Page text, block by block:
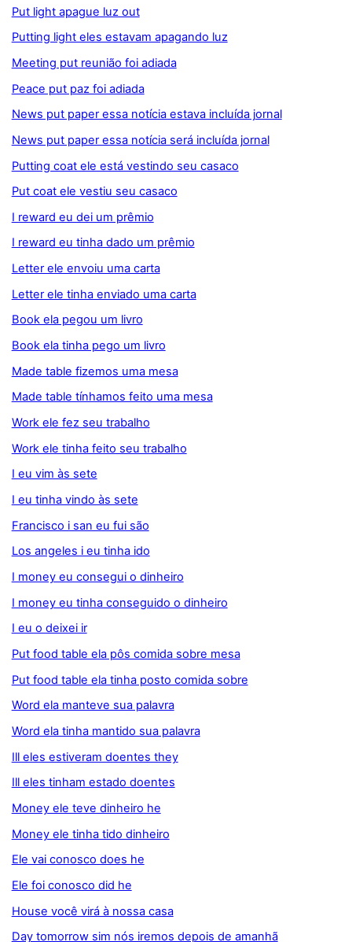
Put light apague luz out
Putting light eles estavam apagando luz
Meeting put reunião foi adiada
Peace put paz foi adiada
News put paper essa notícia estava incluída jornal
News put paper essa notícia será incluída jornal
Putting coat ele está vestindo seu casaco
Put coat ele vestiu seu casaco
I reward eu dei um prêmio
I reward eu tinha dado um prêmio
Letter ele envoiu uma carta
Letter ele tinha enviado uma carta
Book ela pegou um livro
Book ela tinha pego um livro
Made table fizemos uma mesa
Made table tínhamos feito uma mesa
Work ele fez seu trabalho
Work ele tinha feito seu trabalho
I eu vim às sete
I eu tinha vindo às sete
Francisco i san eu fui são
Los angeles i eu tinha ido
I money eu consegui o dinheiro
I money eu tinha conseguido o dinheiro
I eu o deixei ir
Put food table ela pôs comida sobre mesa
Put food table ela tinha posto comida sobre
Word ela manteve sua palavra
Word ela tinha mantido sua palavra
Ill eles estiveram doentes they
Ill eles tinham estado doentes
Money ele teve dinheiro he
Money ele tinha tido dinheiro
Ele vai conosco does he
Ele foi conosco did he
House você virá à nossa casa
Day tomorrow sim nós iremos depois de amanhã